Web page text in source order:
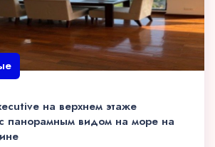
на верхнем этаже
панорамным видом на море на